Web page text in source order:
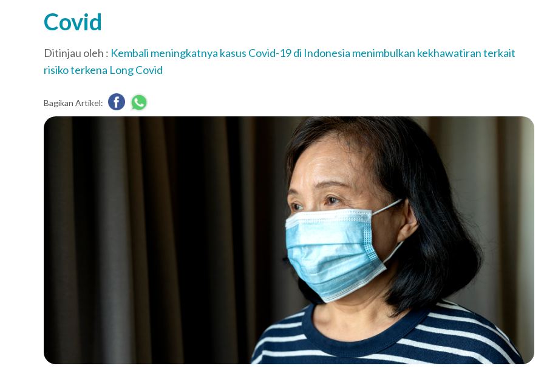
Covid
Ditinjau oleh : Kembali meningkatnya kasus Covid-19 di Indonesia menimbulkan kekhawatiran terkait
risiko terkena Long Covid
Bagikan Artikel: